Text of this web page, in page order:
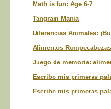
Math is fun: Age 6-7
Tangram Manía
Diferencias Animales:
Alimentos Rompecabezas
Juego de memoria:
Escribo mis primeras
Escribo mis primeras